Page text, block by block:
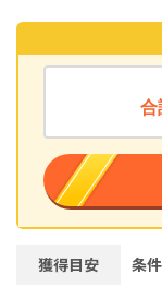
合
獲得目安 条